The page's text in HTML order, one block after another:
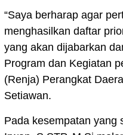
“Saya berharap agar
menghasilkan daftar
yang akan dijabarkan
Program dan Kegiatan
(Renja) Perangkat
Setiawan.
Pada kesempatan yang